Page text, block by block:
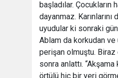
başladılar. Çocukların
dayanmaz.
uyudular ki sonraki
Ablam da korkudan ve
perişan olmuştu.
sonra anlattı.
örtülü hiç bir yeri